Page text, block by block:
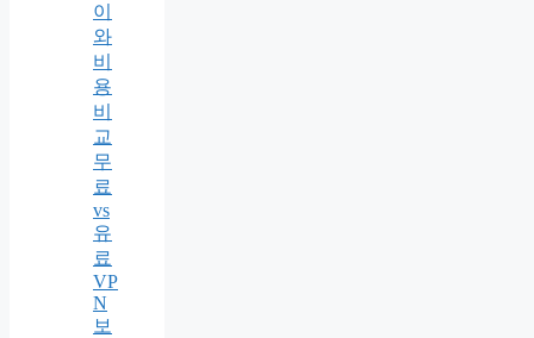
이
와
비
용
비
교
무
료
vs
유
료
VP
N
보